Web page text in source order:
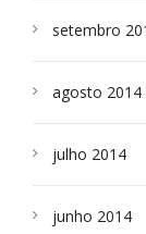
setembro
agosto 2014
julho 2014
junho 2014